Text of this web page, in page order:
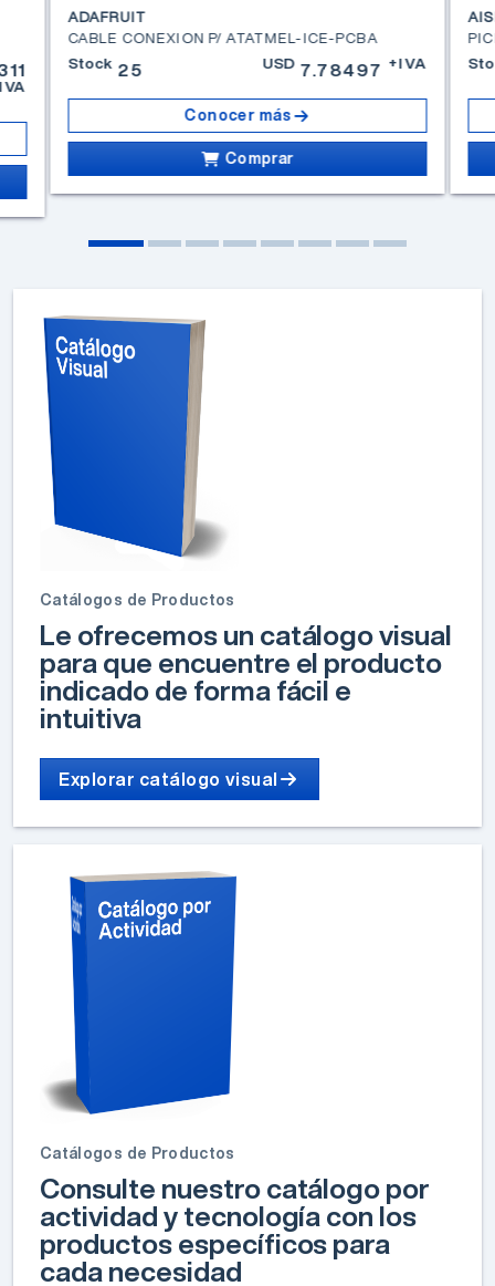
ADAFRUIT
CABLE CONEXION P/ ATATMEL-ICE-PCBA
Stock 25 USD 7.78497 +IVA
Conocer más
Comprar
Catálogos de Productos
Le ofrecemos un catálogo visual
para que encuentre el producto
indicado de forma fácil e
intuitiva
Explorar catálogo visual
Catálogos de Productos
Consulte nuestro catálogo por
actividad y tecnología con los
productos específicos para
cada necesidad